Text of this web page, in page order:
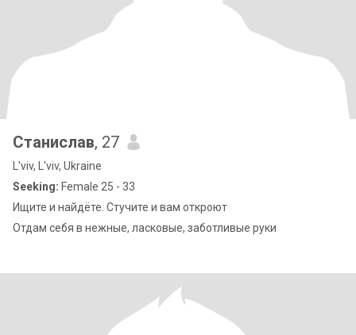
Станислав, 27
L'viv, L'viv, Ukraine
Seeking: Female 25 - 33
Ищите и найдёте. Стучите и вам откроют
Отдам себя в нежные, ласковые, заботливые руки